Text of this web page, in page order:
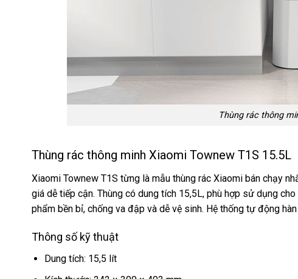
Thùng rác thông
Thùng rác thông minh Xiaomi Townew T1S 15.5L
Xiaomi Townew T1S từng là mẫu thùng rác Xiaomi bán chạy
giá dễ tiếp cận. Thùng có dung tích 15,5L, phù hợp sử dụng
phẩm bền bỉ, chống va đập và dễ vệ sinh. Hệ thống tự động
Thông số kỹ thuật
Dung tích: 15,5 lít